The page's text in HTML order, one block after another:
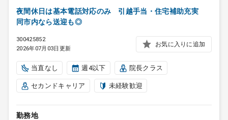
夜間休日は基本電話対応のみ 引越手当・住宅補助充実
同市内なら送迎も◎
300425852
2026年07月03日更新
お気に入りに追加
当直なし 週4以下 院長クラス
セカンドキャリア 未経験歓迎
勤務地